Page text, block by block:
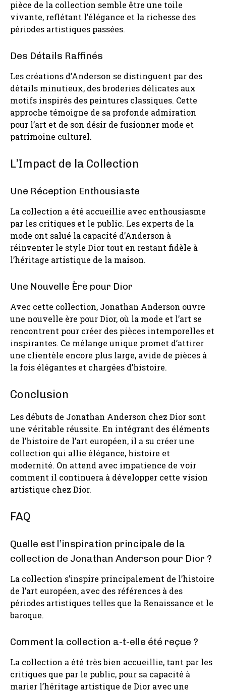
pièce de la collection semble être une toile
vivante, reflétant l’élégance et la richesse des
périodes artistiques passées.
Des Détails Raffinés
Les créations d’Anderson se distinguent par des
détails minutieux, des broderies délicates aux
motifs inspirés des peintures classiques. Cette
approche témoigne de sa profonde admiration
pour l’art et de son désir de fusionner mode et
patrimoine culturel.
L’Impact de la Collection
Une Réception Enthousiaste
La collection a été accueillie avec enthousiasme
par les critiques et le public. Les experts de la
mode ont salué la capacité d’Anderson à
réinventer le style Dior tout en restant fidèle à
l’héritage artistique de la maison.
Une Nouvelle Ère pour Dior
Avec cette collection, Jonathan Anderson ouvre
une nouvelle ère pour Dior, où la mode et l’art se
rencontrent pour créer des pièces intemporelles et
inspirantes. Ce mélange unique promet d’attirer
une clientèle encore plus large, avide de pièces à
la fois élégantes et chargées d’histoire.
Conclusion
Les débuts de Jonathan Anderson chez Dior sont
une véritable réussite. En intégrant des éléments
de l’histoire de l’art européen, il a su créer une
collection qui allie élégance, histoire et
modernité. On attend avec impatience de voir
comment il continuera à développer cette vision
artistique chez Dior.
FAQ
Quelle est l’inspiration principale de la
collection de Jonathan Anderson pour Dior ?
La collection s’inspire principalement de l’histoire
de l’art européen, avec des références à des
périodes artistiques telles que la Renaissance et le
baroque.
Comment la collection a-t-elle été reçue ?
La collection a été très bien accueillie, tant par les
critiques que par le public, pour sa capacité à
marier l’héritage artistique de Dior avec une